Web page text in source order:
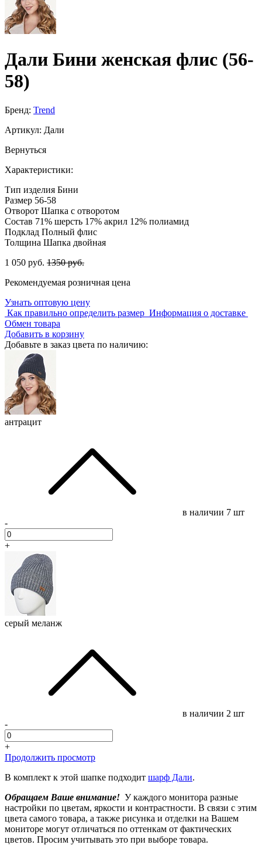
Дали Бини женская флис (56-
58)
Бренд: Trend
Артикул: Дали
Вернуться
Характеристики:
Тип изделия Бини
Размер 56-58
Отворот Шапка с отворотом
Состав 71% шерсть 17% акрил 12% полиамид
Подклад Полный флис
Толщина Шапка двойная
1 050 руб. 1350 руб.
Рекомендуемая розничная цена
Узнать оптовую цену
Как правильно определить размер Информация о доставке
Обмен товара
Добавить в корзину
Добавьте в заказ цвета по наличию:
антрацит
в наличии 7 шт
-
+
серый меланж
в наличии 2 шт
-
+
Продолжить просмотр
В комплект к этой шапке подходит шарф Дали.
Обращаем Ваше внимание! У каждого монитора разные
настройки по цветам, яркости и контрастности. В связи с этим
цвета самого товара, а также рисунка и отделки на Вашем
мониторе могут отличаться по оттенкам от фактических
цветов. Просим учитывать это при выборе товара.